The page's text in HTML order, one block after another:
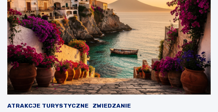
ATRAKCJE TURYSTYCZNE ZWIEDZANIE